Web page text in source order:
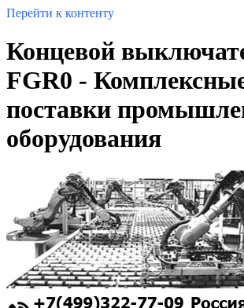
Перейти к контенту
Концевой
FGR0 -
поставки
оборудования